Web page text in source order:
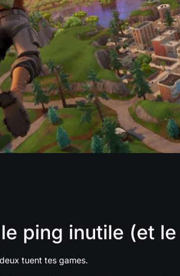
ping inutile (et
tuent tes games.